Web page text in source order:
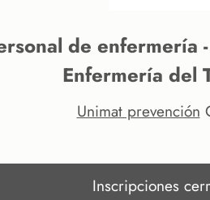
de enfermería
Enfermería del
Unimat prevención
Inscripciones